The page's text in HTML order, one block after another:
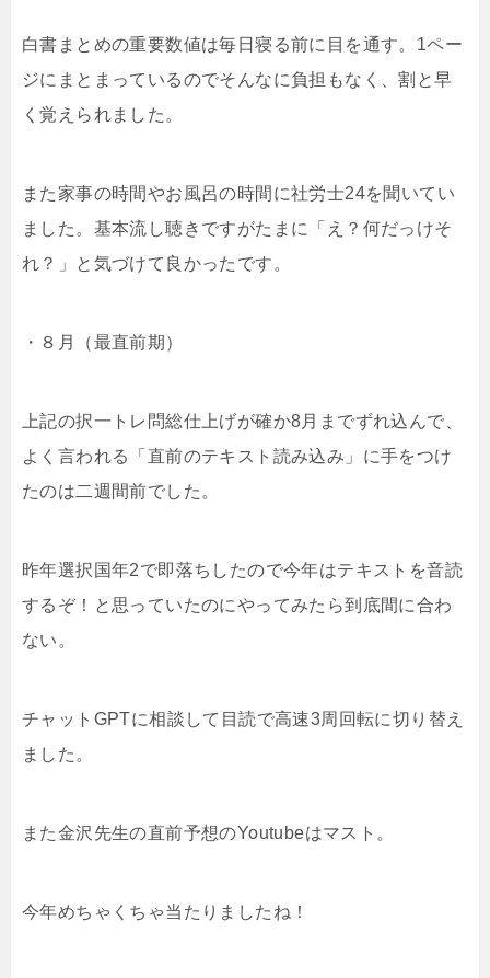
白書まとめの重要数値は毎日寝る前に目を通す。1ペー
ジにまとまっているのでそんなに負担もなく、割と早
く覚えられました。
また家事の時間やお風呂の時間に社労士24を聞いてい
ました。基本流し聴きですがたまに「え？何だっけそ
れ？」と気づけて良かったです。
・８月（最直前期）
上記の択一トレ問総仕上げが確か8月までずれ込んで、
よく言われる「直前のテキスト読み込み」に手をつけ
たのは二週間前でした。
昨年選択国年2で即落ちしたので今年はテキストを音読
するぞ！と思っていたのにやってみたら到底間に合わ
ない。
チャットGPTに相談して目読で高速3周回転に切り替え
ました。
また金沢先生の直前予想のYoutubeはマスト。
今年めちゃくちゃ当たりましたね！